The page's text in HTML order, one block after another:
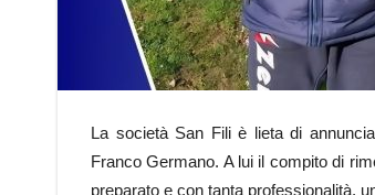
La società San Fili è lieta di
Franco Germano. A lui il compito di
preparato e con tanta professionalità,